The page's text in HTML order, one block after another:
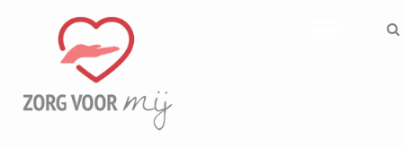
ZORG VOOR MIJ
Informatief